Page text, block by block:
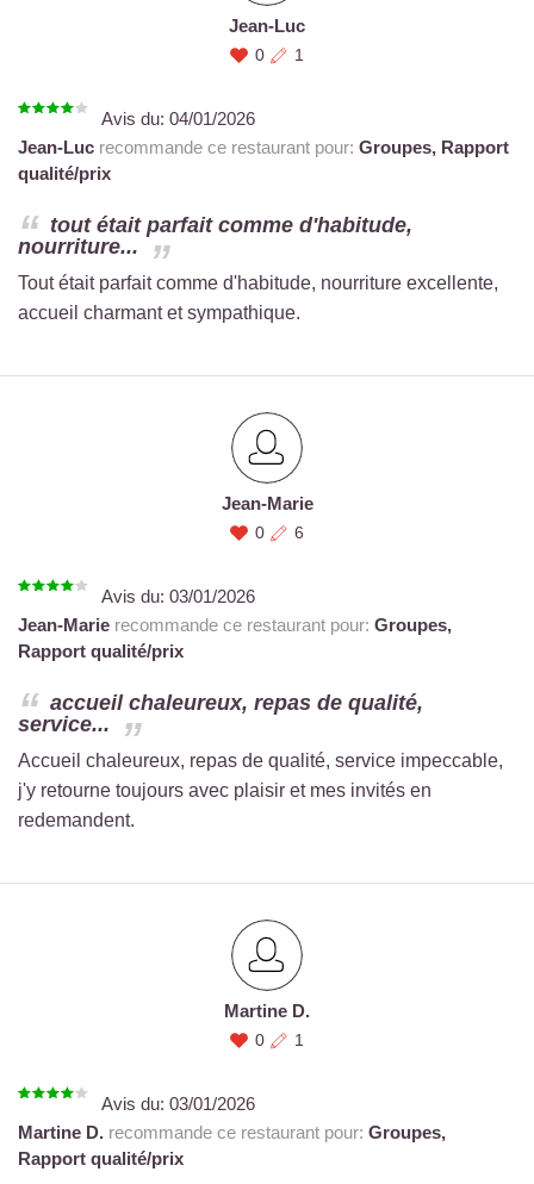
Jean-Luc
0 1
Avis du: 04/01/2026
Jean-Luc recommande ce restaurant pour: Groupes, Rapport
qualité/prix
tout était parfait comme d'habitude,
nourriture...
Tout était parfait comme d'habitude, nourriture excellente,
accueil charmant et sympathique.
Jean-Marie
0 6
Avis du: 03/01/2026
Jean-Marie recommande ce restaurant pour: Groupes,
Rapport qualité/prix
accueil chaleureux, repas de qualité,
service...
Accueil chaleureux, repas de qualité, service impeccable,
j'y retourne toujours avec plaisir et mes invités en
redemandent.
Martine D.
0 1
Avis du: 03/01/2026
Martine D. recommande ce restaurant pour: Groupes,
Rapport qualité/prix